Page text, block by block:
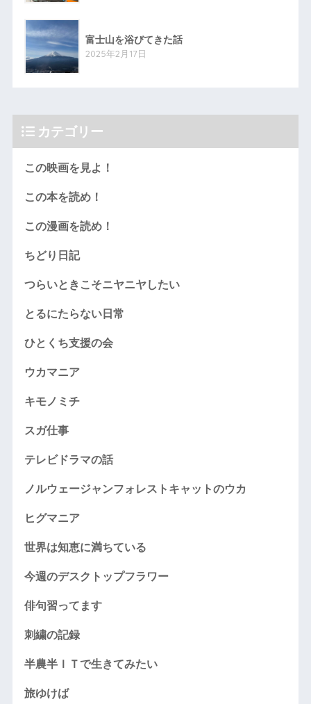
富士山を浴びてきた話
2025年2月17日
カテゴリー
この映画を見よ！
この本を読め！
この漫画を読め！
ちどり日記
つらいときこそニヤニヤしたい
とるにたらない日常
ひとくち支援の会
ウカマニア
キモノミチ
スガ仕事
テレビドラマの話
ノルウェージャンフォレストキャットのウカ
ヒグマニア
世界は知恵に満ちている
今週のデスクトップフラワー
俳句習ってます
刺繍の記録
半農半ＩＴで生きてみたい
旅ゆけば